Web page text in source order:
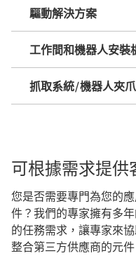
驅動解決方案
工作間和機器人安裝
抓取系統/機器人夾爪
可根據需求提
您是否需要專門為您的
件？我們的專家擁有多
的任務需求，讓專家來
整合第三方供應商的元